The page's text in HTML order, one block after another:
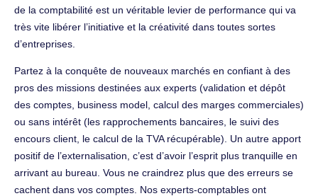
de la comptabilité est un véritable levier de performance qui va
très vite libérer l’initiative et la créativité dans toutes sortes
d’entreprises.
Partez à la conquête de nouveaux marchés en confiant à des
pros des missions destinées aux experts (validation et dépôt
des comptes, business model, calcul des marges commerciales)
ou sans intérêt (les rapprochements bancaires, le suivi des
encours client, le calcul de la TVA récupérable). Un autre apport
positif de l’externalisation, c’est d’avoir l’esprit plus tranquille en
arrivant au bureau. Vous ne craindrez plus que des erreurs se
cachent dans vos comptes. Nos experts-comptables ont